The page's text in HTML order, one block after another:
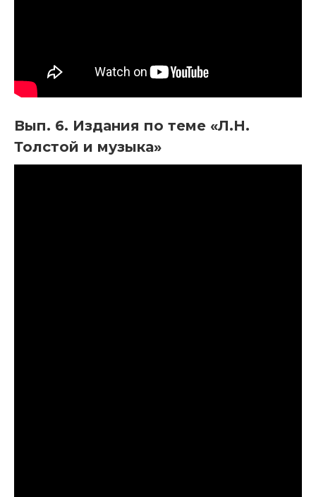
Вып. 6. Издания по теме «Л.Н.
Толстой и музыка»